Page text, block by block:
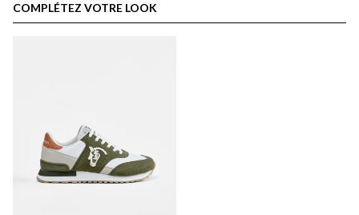
COMPLÉTEZ VOTRE LOOK